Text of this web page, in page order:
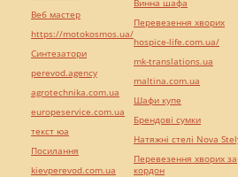
Веб мастер
https://motokosmos.ua/
Синтезатори
perevod.agency
agrotechnika.com.ua
europeservice.com.ua
текст юа
Посилання
kievperevod.com.ua
Винна шафа
Перевезення хворих
hospice-life.com.ua/
mk-translations.ua
maltina.com.ua
Шафи купе
Брендові сумки
Натяжні стелі Nova
Перевезення хворих за
кордон